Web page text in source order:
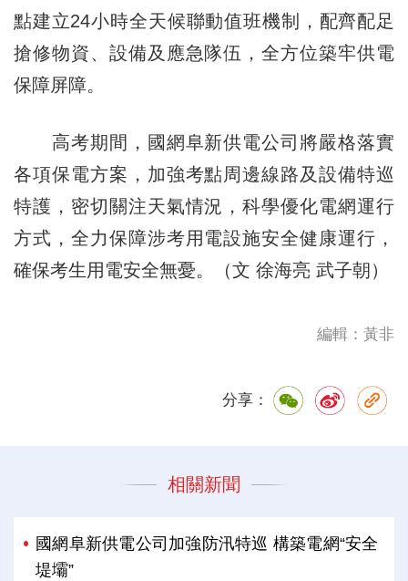
點建立24小時全天候聯動值班機制，配齊配足
搶修物資、設備及應急隊伍，全方位築牢供電
保障屏障。
高考期間，國網阜新供電公司將嚴格落實
各項保電方案，加強考點周邊線路及設備特巡
特護，密切關注天氣情況，科學優化電網運行
方式，全力保障涉考用電設施安全健康運行，
確保考生用電安全無憂。（文 徐海亮 武子朝）
編輯：黃非
分享：
相關新聞
國網阜新供電公司加強防汛特巡 構築電網“安全
堤壩”